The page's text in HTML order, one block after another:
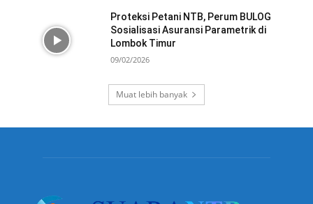
Proteksi Petani NTB, Perum BULOG
Sosialisasi Asuransi Parametrik di
Lombok Timur
09/02/2026
Muat lebih banyak